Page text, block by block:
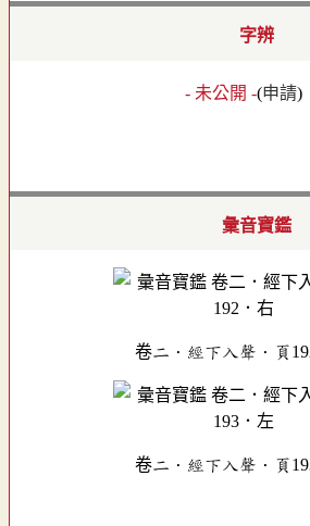
字辨
- 未公開 -(申請)
彙音寶鑑
卷二．經下入聲．頁
卷二．經下入聲．頁